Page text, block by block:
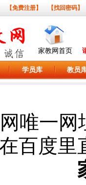
【免费注册】 【找回密码】
家教网首页
学员库 教员
唯一网
百度里